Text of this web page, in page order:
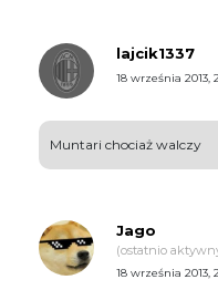
lajcik1337
18 września 2013,
Muntari chociaż walczy
Jago
(ostatnio
18 września 2013,